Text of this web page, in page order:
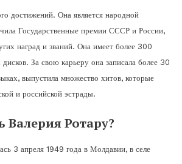
достижений. Она является народной
Государственные премии СССР и России,
наград и званий. Она имеет более 300
За свою карьеру она записала более 30
выпустила множество хитов, которые
и российской эстрады.
Валерия Ротару?
3 апреля 1949 года в Молдавии, в селе